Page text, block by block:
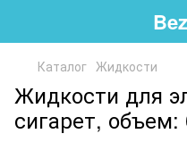
Каталог Жидкости
Жидкости для
сигарет,